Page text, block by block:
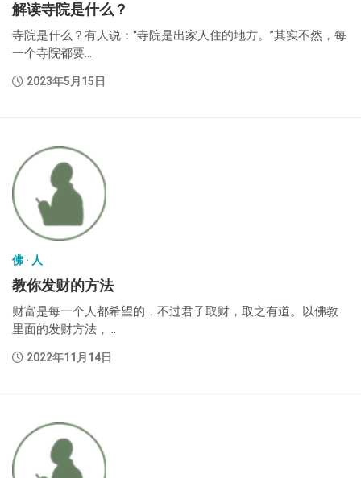
解读寺院是什么？
寺院是什么？有人说：“寺院是出家人住的地方。”其实不然，每
一个寺院都要...
2023年5月15日
佛 · 人
教你发财的方法
财富是每一个人都希望的，不过君子取财，取之有道。以佛教
里面的发财方法，...
2022年11月14日